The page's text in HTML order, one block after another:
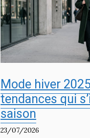
Mode hiver
tendances qui
saison
23/07/2026